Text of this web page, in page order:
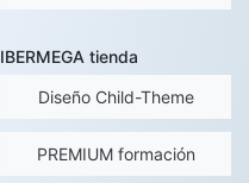
IBERMEGA tienda
Diseño Child-Theme
PREMIUM formación